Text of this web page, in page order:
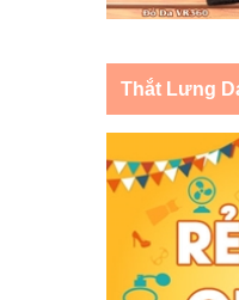
Thắt Lưng